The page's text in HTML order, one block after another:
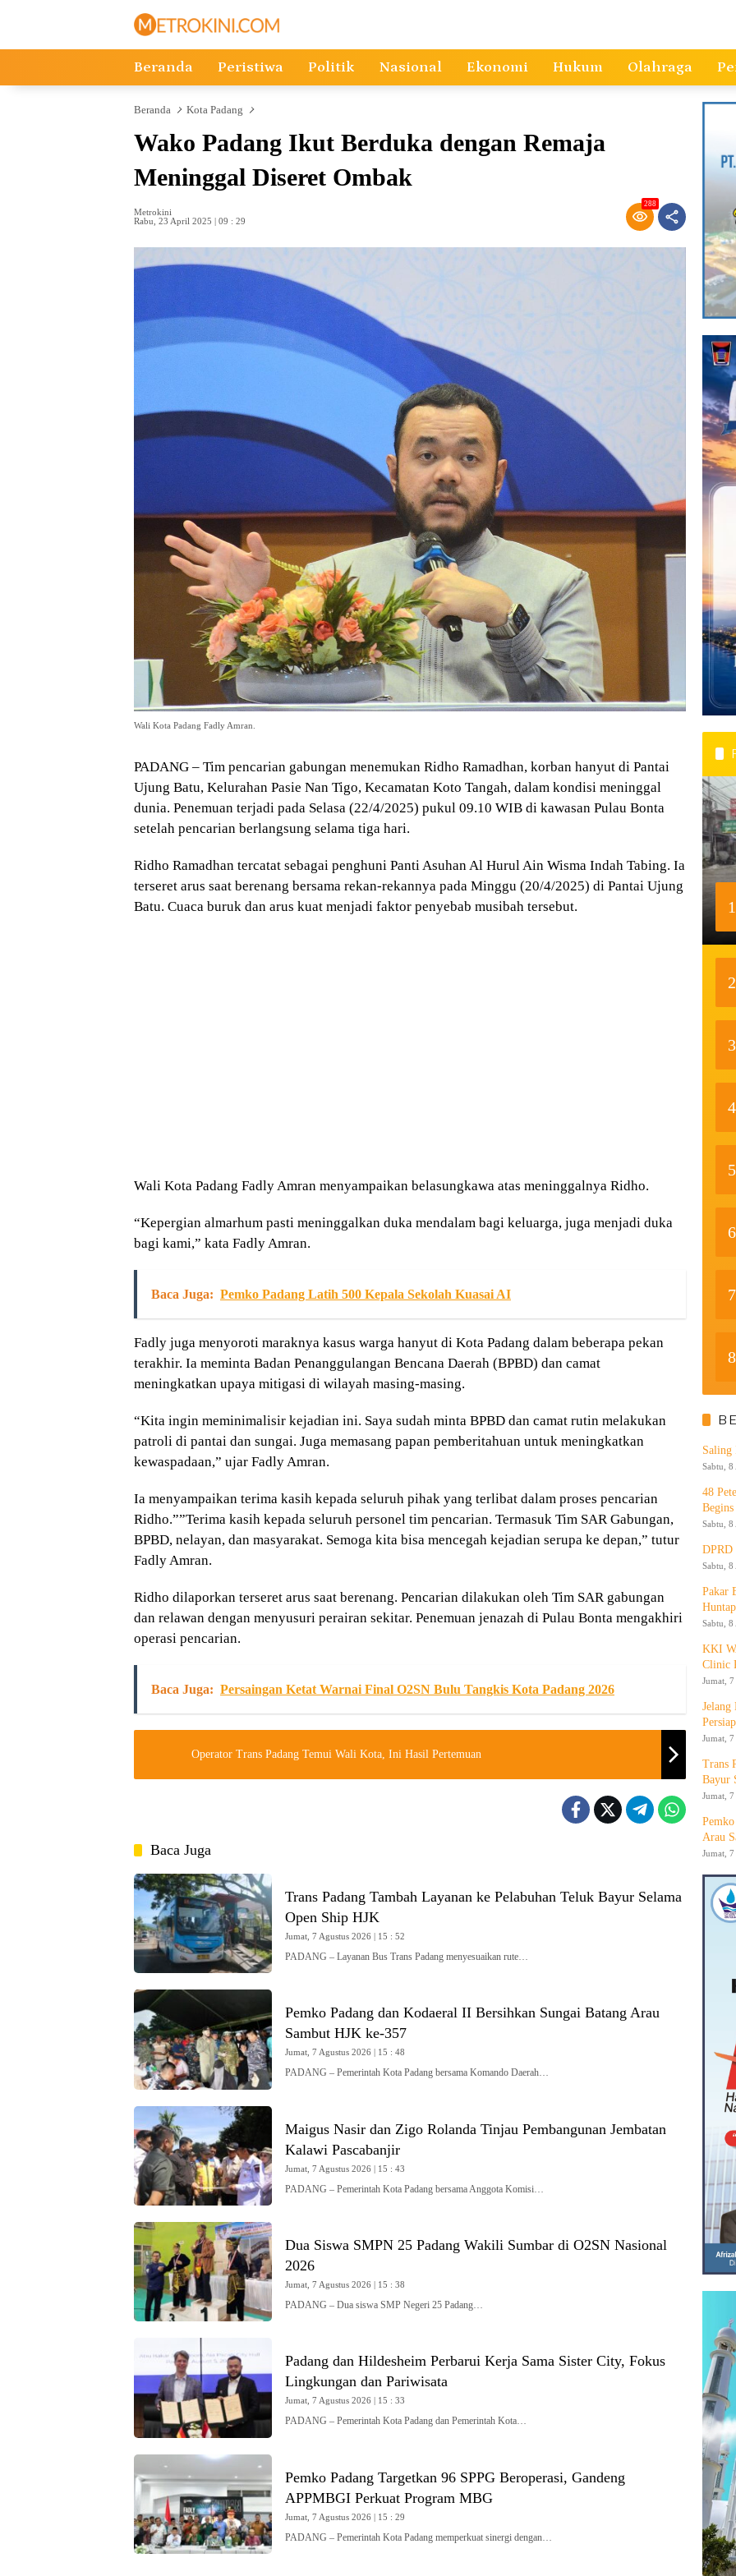
Beranda Peristiwa Politik Nasional Ekonomi Hukum Olahraga
Beranda Kota Padang
Wako Padang Ikut Berduka dengan Remaja
Meninggal Diseret Ombak
Metrokini
Rabu, 23 April 2025 | 09 : 29
288
Wali Kota Padang Fadly Amran.
PADANG – Tim pencarian gabungan menemukan Ridho Ramadhan, korban hanyut di Pantai
Ujung Batu, Kelurahan Pasie Nan Tigo, Kecamatan Koto Tangah, dalam kondisi meninggal
dunia. Penemuan terjadi pada Selasa (22/4/2025) pukul 09.10 WIB di kawasan Pulau Bonta
setelah pencarian berlangsung selama tiga hari.
Ridho Ramadhan tercatat sebagai penghuni Panti Asuhan Al Hurul Ain Wisma Indah Tabing. Ia
terseret arus saat berenang bersama rekan-rekannya pada Minggu (20/4/2025) di Pantai Ujung
Batu. Cuaca buruk dan arus kuat menjadi faktor penyebab musibah tersebut.
Wali Kota Padang Fadly Amran menyampaikan belasungkawa atas meninggalnya Ridho.
“Kepergian almarhum pasti meninggalkan duka mendalam bagi keluarga, juga menjadi duka
bagi kami,” kata Fadly Amran.
Baca Juga: Pemko Padang Latih 500 Kepala Sekolah Kuasai AI
Fadly juga menyoroti maraknya kasus warga hanyut di Kota Padang dalam beberapa pekan
terakhir. Ia meminta Badan Penanggulangan Bencana Daerah (BPBD) dan camat
meningkatkan upaya mitigasi di wilayah masing-masing.
“Kita ingin meminimalisir kejadian ini. Saya sudah minta BPBD dan camat rutin melakukan
patroli di pantai dan sungai. Juga memasang papan pemberitahuan untuk meningkatkan
kewaspadaan,” ujar Fadly Amran.
Ia menyampaikan terima kasih kepada seluruh pihak yang terlibat dalam proses pencarian
Ridho.””Terima kasih kepada seluruh personel tim pencarian. Termasuk Tim SAR Gabungan,
BPBD, nelayan, dan masyarakat. Semoga kita bisa mencegah kejadian serupa ke depan,” tutur
Fadly Amran.
Ridho dilaporkan terseret arus saat berenang. Pencarian dilakukan oleh Tim SAR gabungan
dan relawan dengan menyusuri perairan sekitar. Penemuan jenazah di Pulau Bonta mengakhiri
operasi pencarian.
Baca Juga: Persaingan Ketat Warnai Final O2SN Bulu Tangkis Kota Padang 2026
Operator Trans Padang Temui Wali Kota, Ini Hasil Pertemuan
Baca Juga
Trans Padang Tambah Layanan ke Pelabuhan Teluk Bayur Selama
Open Ship HJK
Jumat, 7 Agustus 2026 | 15 : 52
PADANG – Layanan Bus Trans Padang menyesuaikan rute…
Pemko Padang dan Kodaeral II Bersihkan Sungai Batang Arau
Sambut HJK ke-357
Jumat, 7 Agustus 2026 | 15 : 48
PADANG – Pemerintah Kota Padang bersama Komando Daerah…
Maigus Nasir dan Zigo Rolanda Tinjau Pembangunan Jembatan
Kalawi Pascabanjir
Jumat, 7 Agustus 2026 | 15 : 43
PADANG – Pemerintah Kota Padang bersama Anggota Komisi…
Dua Siswa SMPN 25 Padang Wakili Sumbar di O2SN Nasional
2026
Jumat, 7 Agustus 2026 | 15 : 38
PADANG – Dua siswa SMP Negeri 25 Padang…
Padang dan Hildesheim Perbarui Kerja Sama Sister City, Fokus
Lingkungan dan Pariwisata
Jumat, 7 Agustus 2026 | 15 : 33
PADANG – Pemerintah Kota Padang dan Pemerintah Kota…
Pemko Padang Targetkan 96 SPPG Beroperasi, Gandeng
APPMBGI Perkuat Program MBG
Jumat, 7 Agustus 2026 | 15 : 29
PADANG – Pemerintah Kota Padang memperkuat sinergi dengan…
1
2
3
4
5
6
7
8
Saling
Sabtu, 8
48
Sabtu, 8
DPRD
Sabtu, 8
Pakar
Sabtu, 8
KKI
Clinic
Jumat,
Jelang
Jumat,
Trans
Bayur
Jumat,
Arau
Jumat,